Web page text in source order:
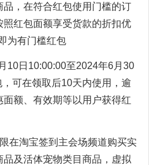
，在符合红包使用门槛的订
红包面额享受货款的折扣优
为有门槛红包
10日10:00:00至2024年6月30
可在领取后10天内使用，逾
额、有效期等以用户获得红
在淘宝签到主会场频道购买实
及活体宠物类目商品，虚拟